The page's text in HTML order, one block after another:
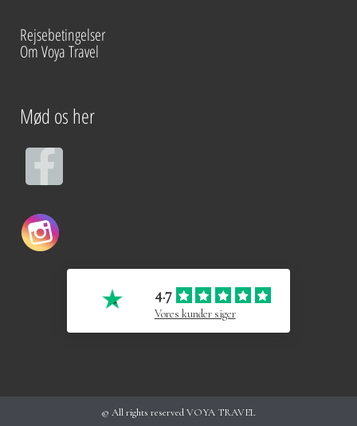
Rejsebetingelser
Om Voya Travel
Mød os her
F
a
c
o
4.7
Vores kunder siger
© All rights reserved VOYA TRAVEL